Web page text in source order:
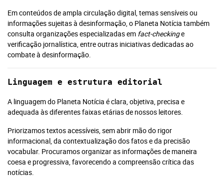
Em conteúdos de ampla circulação digital, temas sensíveis ou
informações sujeitas à desinformação, o Planeta Notícia também
consulta organizações especializadas em fact-checkinge
verificação jornalística, entre outras iniciativas dedicadas ao
combate à desinformação.
Linguagem e estrutura editorial
A linguagem do Planeta Notícia é clara, objetiva, precisa e
adequada às diferentes faixas etárias de nossos leitores.
Priorizamos textos acessíveis, sem abrir mão do rigor
informacional, da contextualização dos fatos e da precisão
vocabular. Procuramos organizar as informações de maneira
coesa e progressiva, favorecendo a compreensão crítica das
notícias.
Você atingiu o limite de acessos